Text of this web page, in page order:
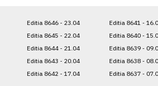
Editia 8646 - 23.04
Editia 8645 - 22.04
Editia 8644 - 21.04
Editia 8643 - 20.04
Editia 8642 - 17.04
Editia 8641 -
Editia 8640 -
Editia 8639 -
Editia 8638 -
Editia 8637 -